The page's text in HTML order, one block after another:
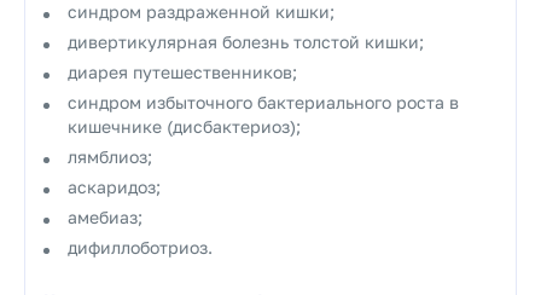
синдром раздраженной кишки;
дивертикулярная болезнь толстой кишки;
диарея путешественников;
синдром избыточного бактериального роста в
кишечнике (дисбактериоз);
лямблиоз;
аскаридоз;
амебиаз;
дифиллоботриоз.